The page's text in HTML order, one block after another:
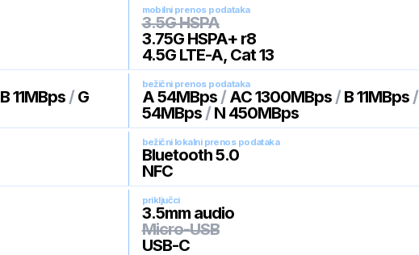
mobilni prenos podataka
3.5G HSPA
3.75G HSPA+ r8
4.5G LTE-A, Cat 13
B 11MBps/ G
bežični prenos podataka
A 54MBps/ AC 1300MBps/ B 11MBps/
54MBps/ N 450MBps
bežični lokalni prenos podataka
Bluetooth 5.0
NFC
priključci
3.5mm audio
Micro-USB
USB-C